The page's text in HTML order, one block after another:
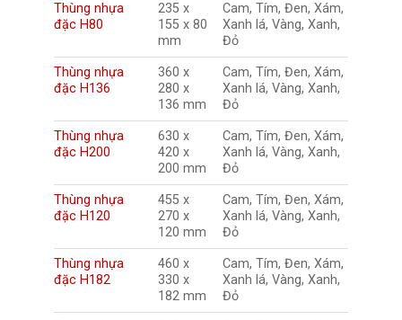
Thùng nhựa
đặc H80
235 x
155 x 80
mm
Cam, Tím, Đen, Xám,
Xanh lá, Vàng, Xanh,
Đỏ
Thùng nhựa
đặc H136
360 x
280 x
136 mm
Cam, Tím, Đen, Xám,
Xanh lá, Vàng, Xanh,
Đỏ
Thùng nhựa
đặc H200
630 x
420 x
200 mm
Cam, Tím, Đen, Xám,
Xanh lá, Vàng, Xanh,
Đỏ
Thùng nhựa
đặc H120
455 x
270 x
120 mm
Cam, Tím, Đen, Xám,
Xanh lá, Vàng, Xanh,
Đỏ
Thùng nhựa
đặc H182
460 x
330 x
182 mm
Cam, Tím, Đen, Xám,
Xanh lá, Vàng, Xanh,
Đỏ